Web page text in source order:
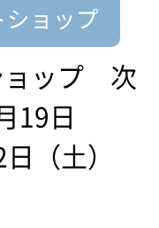
ョップ
ョップ 次
19日
（土）